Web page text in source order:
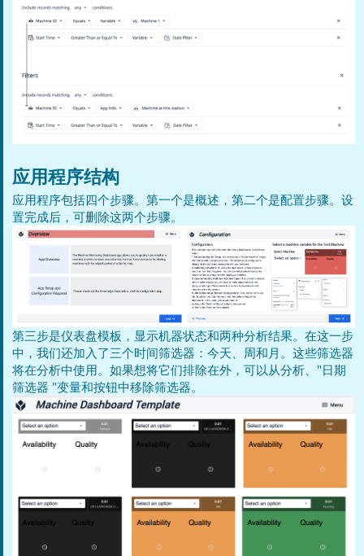
应用程序结构
应用程序包括四个步骤。第一个是概述，第二个是配置步骤。设
置完成后，可删除这两个步骤。
第三步是仪表盘模板，显示机器状态和两种分析结果。在这一步
中，我们还加入了三个时间筛选器：今天、周和月。这些筛选器
将在分析中使用。如果想将它们排除在外，可以从分析、"日期
筛选器 "变量和按钮中移除筛选器。